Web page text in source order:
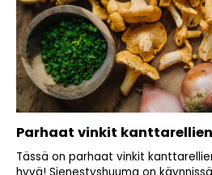
Parhaat vinkit
Tässä on parhaat vinkit